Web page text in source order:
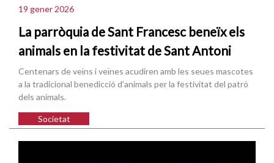
19 gener 2026
La parròquia de Sant Francesc beneïx els
animals en la festivitat de Sant Antoni
Centenars de veïns i veïnes acudiren amb les seues mascotes
a la tradicional benedicció d’animals per la festivitat del patró
dels animals.
Societat